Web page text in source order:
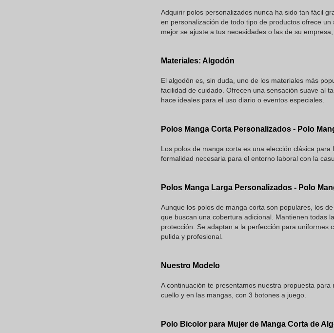
Adquirir polos personalizados nunca ha sido tan fácil
en personalización de todo tipo de productos ofrece
mejor se ajuste a tus necesidades o las de su
Materiales: Algodón
El algodón es, sin duda, uno de los materiales más
facilidad de cuidado. Ofrecen una sensación suave al
hace ideales para el uso diario o eventos especiales.
Polos Manga Corta Personalizados - Polo
Los polos de manga corta es una elección clásica
formalidad necesaria para el entorno laboral con la
Polos Manga Larga Personalizados - Polo
Aunque los polos de manga corta son populares, los
que buscan una cobertura adicional. Mantienen todas
protección. Se adaptan a la perfección para
pulida y profesional.
Nuestro Modelo
A continuación te presentamos nuestra propuesta
cuello y en las mangas, con 3 botones a juego.
Polo Bicolor para Mujer de Manga Corta de